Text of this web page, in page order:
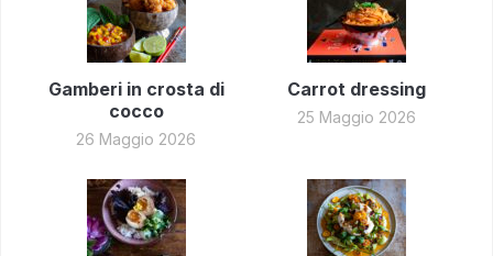
Gamberi in crosta di
cocco
26 Maggio 2026
Carrot dressing
25 Maggio 2026